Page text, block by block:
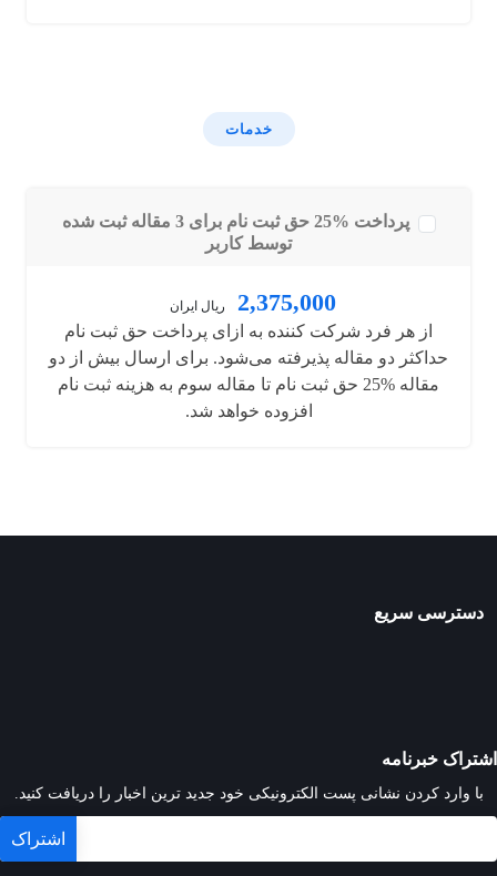
خدمات
پرداخت %25 حق ثبت نام برای 3 مقاله ثبت شده
توسط کاربر
2,375,000 ریال ایران
از هر فرد شرکت کننده به ازای پرداخت حق ثبت نام
حداکثر دو مقاله پذیرفته می‌شود. برای ارسال بیش از دو
مقاله %25 حق ثبت نام تا مقاله سوم به هزینه ثبت نام
افزوده خواهد شد.
دسترسی سریع
اشتراک خبرنامه
با وارد کردن نشانی پست الکترونیکی خود جدید ترین اخبار را دریافت کنید.